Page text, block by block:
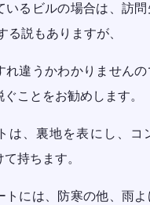
いるビルの場合は、訪
る説もありますが、
れ違うかわかりません
ことをお勧めします。
は、裏地を表にし、コ
持ちます。
トには、防寒の他、雨